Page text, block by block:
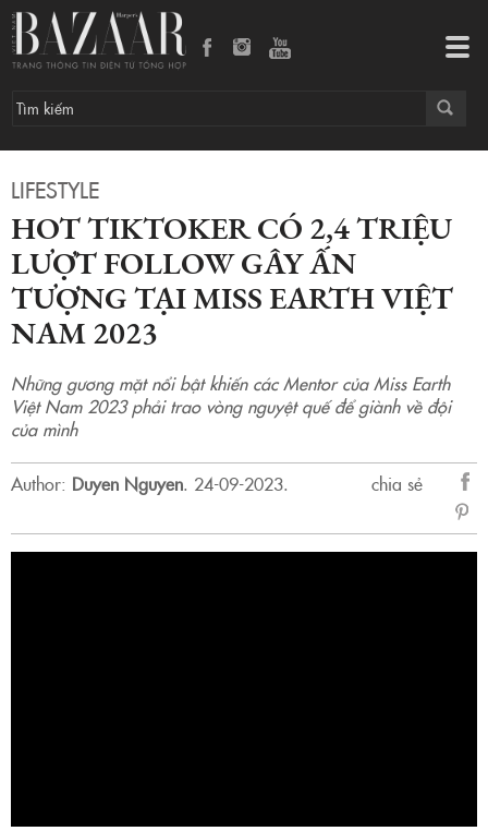
LIFESTYLE
HOT TIKTOKER CÓ 2,4 TRIỆU
LƯỢT FOLLOW GÂY ẤN
TƯỢNG TẠI MISS EARTH VIỆT
NAM 2023
Những gương mặt nổi bật khiến các Mentor của Miss Earth
Việt Nam 2023 phải trao vòng nguyệt quế để giành về đội
của mình
Author: Duyen Nguyen. 24-09-2023.
chia sẻ
sẻ